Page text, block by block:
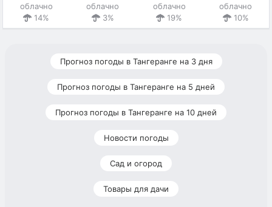
облачно
14%
облачно
3%
облачно
19%
облачно
10%
Прогноз погоды в Тангеранге на 3 дня
Прогноз погоды в Тангеранге на 5 дней
Прогноз погоды в Тангеранге на 10 дней
Новости погоды
Сад и огород
Товары для дачи